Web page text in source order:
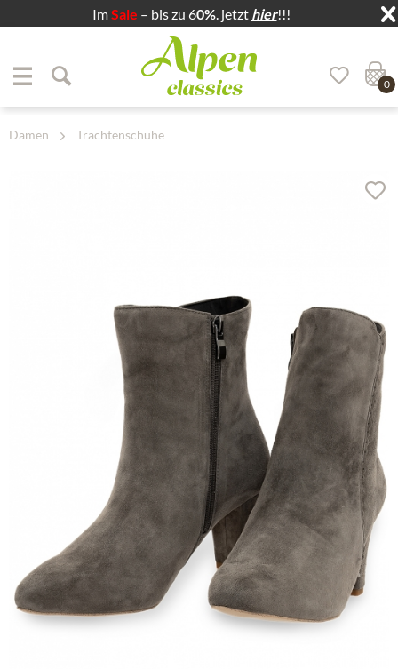
ImSale – bis zu 60%. jetzt hier!!!
Zum Hauptbereich springen
0
Damen Trachtenschuhe